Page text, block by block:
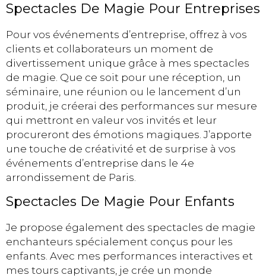
Spectacles De Magie Pour Entreprises
Pour vos événements d’entreprise, offrez à vos
clients et collaborateurs un moment de
divertissement unique grâce à mes spectacles
de magie. Que ce soit pour une réception, un
séminaire, une réunion ou le lancement d’un
produit, je créerai des performances sur mesure
qui mettront en valeur vos invités et leur
procureront des émotions magiques. J’apporte
une touche de créativité et de surprise à vos
événements d’entreprise dans le 4e
arrondissement de Paris.
Spectacles De Magie Pour Enfants
Je propose également des spectacles de magie
enchanteurs spécialement conçus pour les
enfants. Avec mes performances interactives et
mes tours captivants, je crée un monde